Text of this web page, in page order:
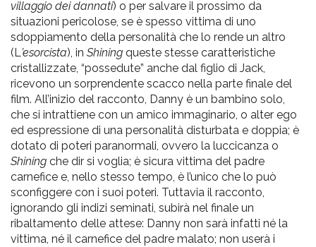
villaggio dei dannati) o per salvare il prossimo da
situazioni pericolose, se è spesso vittima di uno
sdoppiamento della personalità che lo rende un altro
(L’esorcista), in Shining queste stesse caratteristiche
cristallizzate, “possedute” anche dal figlio di Jack,
ricevono un sorprendente scacco nella parte finale del
film. All’inizio del racconto, Danny è un bambino solo,
che si intrattiene con un amico immaginario, o alter ego
ed espressione di una personalità disturbata e doppia; è
dotato di poteri paranormali, ovvero la luccicanza o
Shining che dir si voglia; è sicura vittima del padre
carnefice e, nello stesso tempo, è l’unico che lo può
sconfiggere con i suoi poteri. Tuttavia il racconto,
ignorando gli indizi seminati, subirà nel finale un
ribaltamento delle attese: Danny non sarà infatti né la
vittima, né il carnefice del padre malato; non userà i